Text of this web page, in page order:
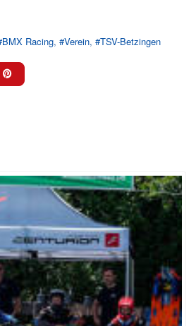
BMX Racing Verein TSV-Betzingen